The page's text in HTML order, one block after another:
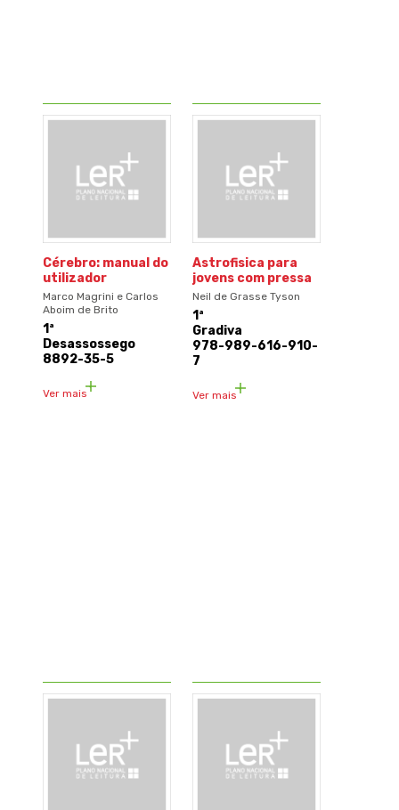
Cérebro: manual do
utilizador
Marco Magrini e Carlos
Aboim de Brito
1ª
Desassossego
8892-35-5
Ver mais
Astrofisica para
jovens com pressa
Neil de Grasse Tyson
1ª
Gradiva
978-989-616-910-
7
Ver mais